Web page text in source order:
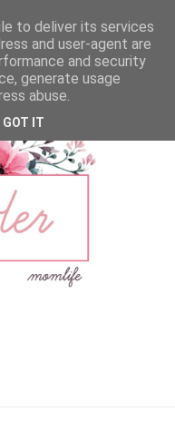
to deliver its services
and user-agent are
and security
generate usage
abuse.
GOT IT